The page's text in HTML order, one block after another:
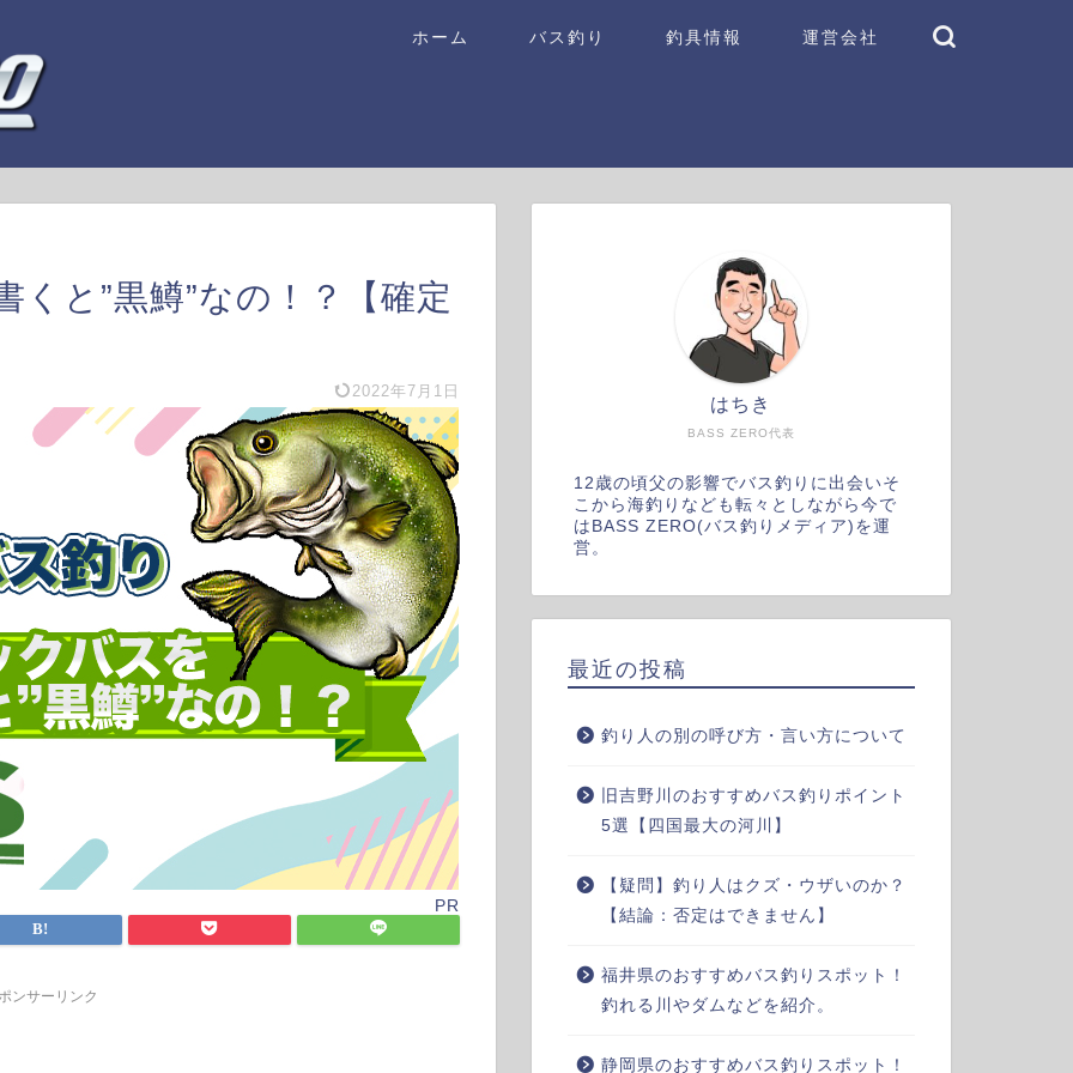
ホーム バス釣り 釣具情報 運営会社
と”黒鱒”なの！？【確定
2022年7月1日
PR
ンサーリンク
BASS ZERO代表
はちき
12歳の頃父の影響でバス釣りに出会いそ
こから海釣りなども転々としながら今で
はBASS ZERO(バス釣りメディア)を運
営。
最近の投稿
釣り人の別の呼び方・言い方について
旧吉野川のおすすめバス釣りポイント
5選【四国最大の河川】
【疑問】釣り人はクズ・ウザいのか？
【結論：否定はできません】
福井県のおすすめバス釣りスポット！
釣れる川やダムなどを紹介。
静岡県のおすすめバス釣りスポット！